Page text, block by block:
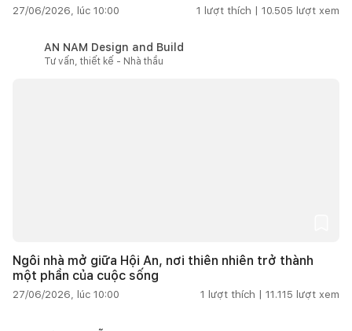
27/06/2026, lúc 10:00 1 lượt thích | 10.505 lượt xem
AN NAM Design and Build
Tư vấn, thiết kế - Nhà thầu
Ngôi nhà mở giữa Hội An, nơi thiên nhiên trở thành
một phần của cuộc sống
27/06/2026, lúc 10:00 1 lượt thích | 11.115 lượt xem